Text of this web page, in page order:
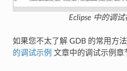
Eclipse 中的调试
如果您不太了解 GDB 的常用方
的调试示例 文章中的调试示例章